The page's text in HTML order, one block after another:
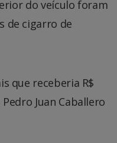
do veículo foram
de cigarro de
que receberia R$
Juan Caballero